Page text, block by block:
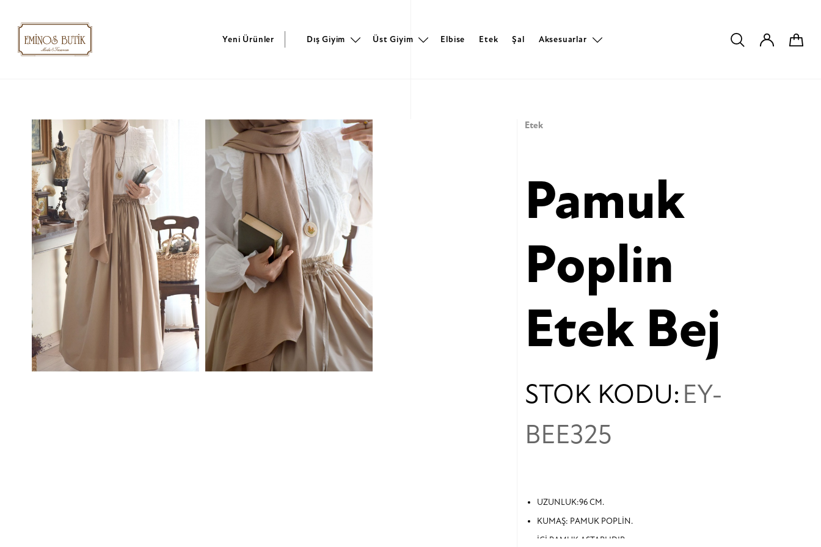
Yeni Ürünler Dış Giyim Üst Giyim Elbise Etek Şal Aksesuarlar
Etek
Pamuk
Poplin
Etek Bej
STOK KODU: EY-
BEE325
UZUNLUK:96 CM.
KUMAŞ: PAMUK POPLİN.
İÇİ PAMUK ASTARLIDIR.